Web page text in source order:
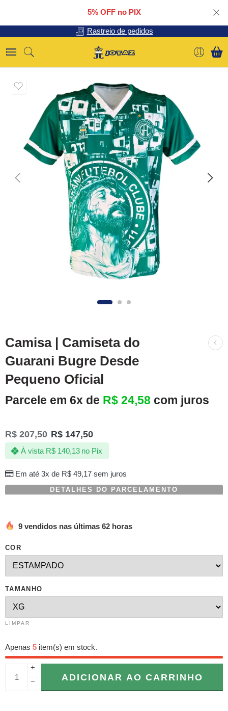
5% OFF no PIX
Rastreio de pedidos
Camisa | Camiseta do
Guarani Bugre Desde
Pequeno Oficial
Parcele em 6x de R$ 24,58 com juros
R$207,50 R$ 147,50
Em até 3x de R$49,17sem juros
À vista R$140,13 no Pix
DETALHES DO PARCELAMENTO
9 vendidos nas últimas 62 horas
COR
TAMANHO
LIMPAR
Apenas 5 item(s) em stock.
+
−
ADICIONAR AO CARRINHO